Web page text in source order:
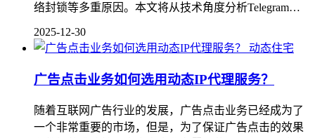
络封锁等多重原因。本文将从技术角度分析Telegram…
2025-12-30
动态住宅
广告点击业务如何选用动态IP代理服务？
随着互联网广告行业的发展，广告点击业务已经成为了
一个非常重要的市场，但是，为了保证广告点击的效果